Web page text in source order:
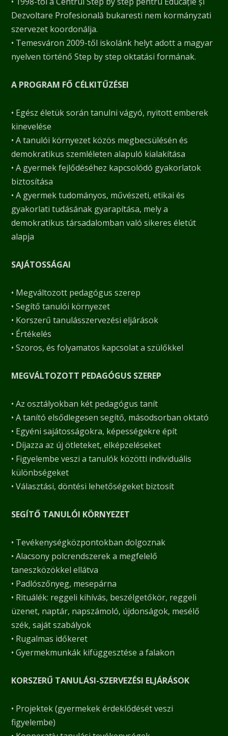
Dezvoltare Profesională bukaresti nem kormányzati
szervezet koordonálja.
• Temesváron 2009-től iskolánk helyt adott a magyar
nyelven történő Step by step oktatási formának.
A PROGRAM FŐ CÉLKITŰZÉSEI
• Egész életük során tanulni vágyó, nyitott emberek
kinevelése
• A tanulói környezet közös megbecsülésén és
demokratikus szemléleten alapuló kialakítása
• A gyermek fejlődéséhez kapcsolódó gyakorlatok
biztosítása
• A gyermek tudományos, művészeti, etikai és
gyakorlati tudásának gyarapítása, mely a
demokratikus társadalomban való sikeres életút
alapja
SAJÁTOSSÁGAI
• Megváltozott pedagógus szerep
• Segítő tanulói környezet
• Korszerű tanulásszervezési eljárások
• Értékelés
• Szoros, és folyamatos kapcsolat a szülőkkel
MEGVÁLTOZOTT PEDAGÓGUS SZEREP
• Az osztályokban két pedagógus tanít
• A tanító elsődlegesen segítő, másodsorban oktató
• Egyéni sajátosságokra, képességekre épít
• Díjazza az új ötleteket, elképzeléseket
• Figyelembe veszi a tanulók közötti individuális
különbségeket
• Választási, döntési lehetőségeket biztosít
SEGÍTŐ TANULÓI KÖRNYEZET
• Tevékenységközpontokban dolgoznak
• Alacsony polcrendszerek a megfelelő
taneszközökkel ellátva
• Padlószőnyeg, mesepárna
• Rituálék: reggeli kihívás, beszélgetőkör, reggeli
üzenet, naptár, napszámoló, újdonságok, mesélő
szék, saját szabályok
• Rugalmas időkeret
• Gyermekmunkák kifüggesztése a falakon
KORSZERŰ TANULÁSI-SZERVEZÉSI ELJÁRÁSOK
• Projektek (gyermekek érdeklődését veszi
figyelembe)